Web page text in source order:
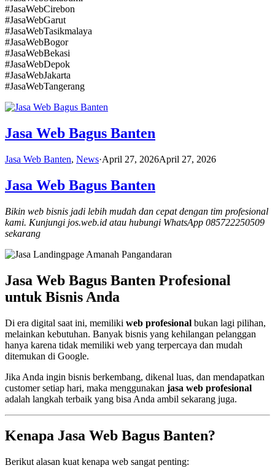
#JasaWebCirebon
#JasaWebGarut
#JasaWebTasikmalaya
#JasaWebBogor
#JasaWebBekasi
#JasaWebDepok
#JasaWebJakarta
#JasaWebTangerang
Jasa Web Bagus Banten
Jasa Web Banten, News·April 27, 2026April 27, 2026
Jasa Web Bagus Banten
Bikin web bisnis jadi lebih mudah dan cepat dengan tim profesional
kami. Kunjungi jos.web.id atau hubungi WhatsApp 085722250509
sekarang
Jasa Web Bagus Banten Profesional
untuk Bisnis Anda
Di era digital saat ini, memiliki web profesional bukan lagi pilihan,
melainkan kebutuhan. Banyak bisnis yang kehilangan pelanggan
hanya karena tidak memiliki web yang terpercaya dan mudah
ditemukan di Google.
Jika Anda ingin bisnis berkembang, dikenal luas, dan mendapatkan
customer setiap hari, maka menggunakan jasa web profesional
adalah langkah terbaik yang bisa Anda ambil sekarang juga.
Kenapa Jasa Web Bagus Banten?
Berikut alasan kuat kenapa web sangat penting: